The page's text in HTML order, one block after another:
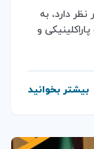
دارد، به
و
بیشتر بخوانید